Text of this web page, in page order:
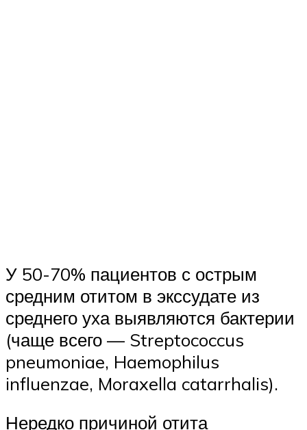
У 50-70% пациентов с острым
средним отитом в экссудате из
среднего уха выявляются бактерии
(чаще всего — Streptococcus
pneumoniae, Haemophilus
influenzae, Moraxella catarrhalis).
Нередко причиной отита